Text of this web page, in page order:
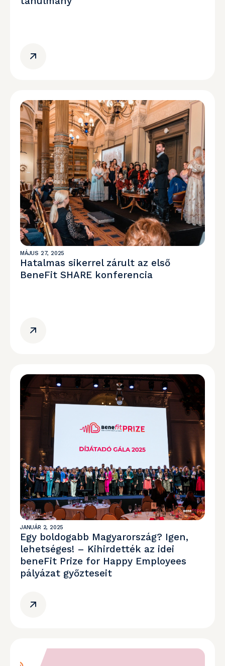
MÁJUS 27, 2025
Hatalmas sikerrel zárult az első
BeneFit SHARE konferencia
JANUÁR 2, 2025
Egy boldogabb Magyarország? Igen,
lehetséges! – Kihirdették az idei
beneFit Prize for Happy Employees
pályázat győzteseit